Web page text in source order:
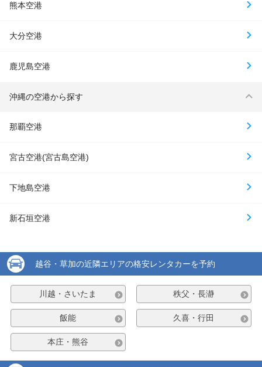
熊本空港
大分空港
鹿児島空港
沖縄の空港から探す
那覇空港
宮古空港(宮古島空港)
下地島空港
新石垣空港
越谷・草加の近隣エリアの格安レンタカーを予約
川越・さいたま 秩父・長瀞
飯能 久喜・行田
本庄・熊谷